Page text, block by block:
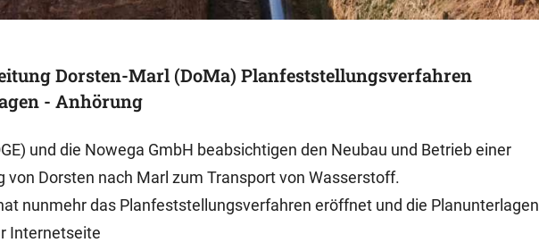
Dorsten-Marl (DoMa) Planfeststellungsverfahren
- Anhörung
und die Nowega GmbH beabsichtigen den Neubau und Betrieb einer
Dorsten nach Marl zum Transport von Wasserstoff.
nunmehr das Planfeststellungsverfahren eröffnet und die Planunterlagen
Internetseite